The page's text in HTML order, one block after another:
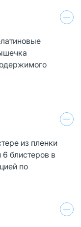
из пленки
блистеров в
по